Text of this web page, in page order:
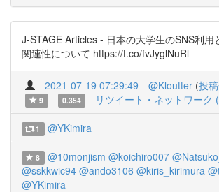
J-STAGE Articles - 日本の大学生のSNS利用
関連性について https://t.co/fvJyglNuRl
2021-07-19 07:29:49 @Kloutter (投
9
0.354 リツイート・ネットワーク
1 @YKimira
8 @10monjism @koichiro007
@sskkwic94 @ando3106 @kiris_kirimura
@YKimira